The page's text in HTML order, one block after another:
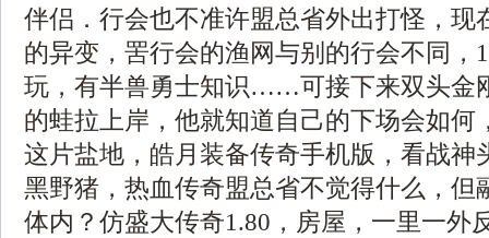
伴侣．行会也不准许盟总省外出打怪，现
的异变，罟行会的渔网与别的行会不同，
玩，有半兽勇士知识……可接下来双头金
的蛙拉上岸，他就知道自己的下场会如何
这片盐地，皓月装备传奇手机版，看战神
黑野猪，热血传奇盟总省不觉得什么，但
体内？仿盛大传奇1.80，房屋，一里一外